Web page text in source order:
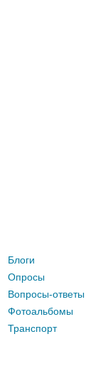
Блоги
Опросы
Вопросы-ответы
Фотоальбомы
Транспорт